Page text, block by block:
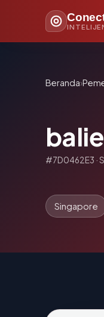
Beranda›
#7D0462E3 ·
Singapore